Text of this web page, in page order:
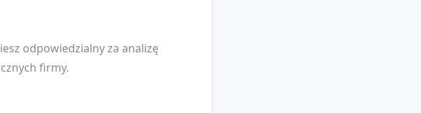
odpowiedzialny za analizę
firmy.